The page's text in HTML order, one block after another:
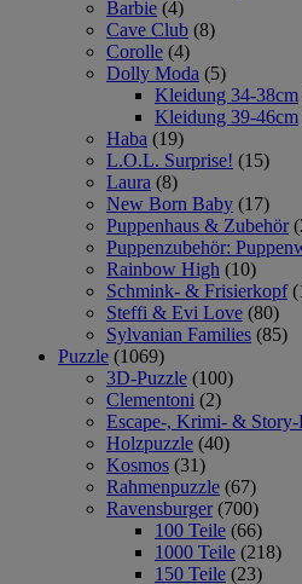
Barbie (4)
Cave Club (8)
Corolle (4)
Dolly Moda (5)
Kleidung 34-38cm
Kleidung 39-46cm
Haba (19)
L.O.L. Surprise! (15)
Laura (8)
New Born Baby (17)
Puppenhaus & Zubehör
Puppenzubehör:
Rainbow High (10)
Schmink- & Frisierkopf
Steffi & Evi Love (80)
Sylvanian Families (85)
Puzzle (1069)
3D-Puzzle (100)
Clementoni (2)
Escape-, Krimi- & Story-
Holzpuzzle (40)
Kosmos (31)
Rahmenpuzzle (67)
Ravensburger (700)
100 Teile (66)
1000 Teile (218)
150 Teile (23)